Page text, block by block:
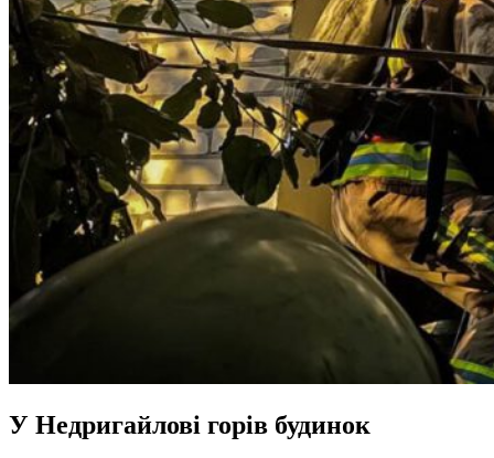
У Недригайлові горів будинок